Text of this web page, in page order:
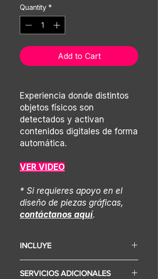
Quantity *
Add to Cart
Experiencia donde distintos
objetos físicos son
detectados y activan
contenidos digitales de forma
automática.
VER VIDEO
* Si requieres apoyo en el
diseño de piezas gráficas,
contáctanos aquí.
INCLUYE
precio)
SERVICIOS ADICIONALES